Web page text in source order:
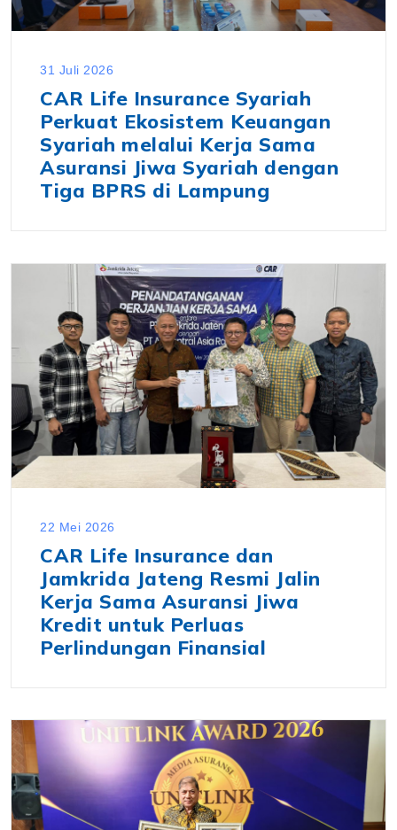
31 Juli 2026
CAR Life Insurance Syariah
Perkuat Ekosistem Keuangan
Syariah melalui Kerja Sama
Asuransi Jiwa Syariah dengan
Tiga BPRS di Lampung
22 Mei 2026
CAR Life Insurance dan
Jamkrida Jateng Resmi Jalin
Kerja Sama Asuransi Jiwa
Kredit untuk Perluas
Perlindungan Finansial